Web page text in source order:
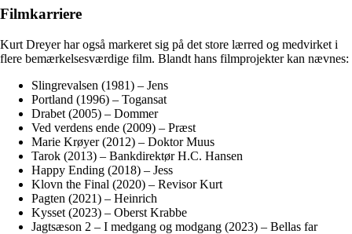
Filmkarriere
Kurt Dreyer har også markeret sig på det store lærred og medvirket i
flere bemærkelsesværdige film. Blandt hans filmprojekter kan nævnes:
Slingrevalsen (1981) – Jens
Portland (1996) – Togansat
Drabet (2005) – Dommer
Ved verdens ende (2009) – Præst
Marie Krøyer (2012) – Doktor Muus
Tarok (2013) – Bankdirektør H.C. Hansen
Happy Ending (2018) – Jess
Klovn the Final (2020) – Revisor Kurt
Pagten (2021) – Heinrich
Kysset (2023) – Oberst Krabbe
Jagtsæson 2 – I medgang og modgang (2023) – Bellas far